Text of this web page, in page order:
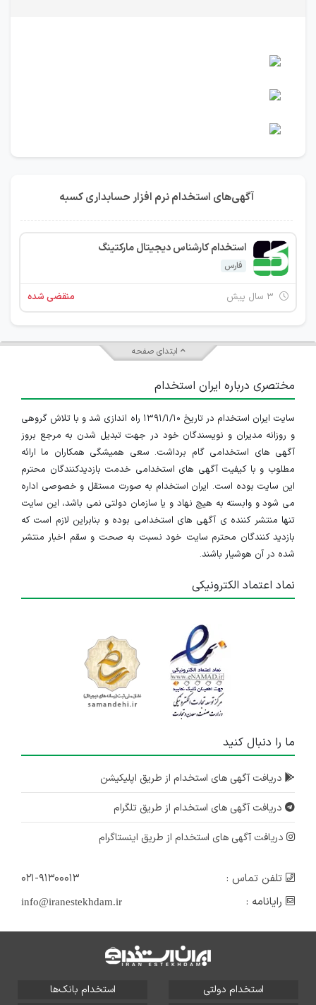
آگهی‌های استخدام نرم افزار حسابداری کسبه
استخدام کارشناس دیجیتال مارکتینگ
فارس
منقضی شده
ابتدای صفحه
مختصری درباره ایران استخدام
سایت ایران استخدام در تاریخ ۱۳۹۱/۱/۱۰ راه اندازی شد و با تلاش گروهی
و روزانه مدیران و نویسندگان خود در جهت تبدیل شدن به مرجع بروز
آگهی های استخدامی گام برداشت. سعی همیشگی همکاران ما ارائه
مطلوب و با کیفیت آگهی های استخدامی خدمت بازدیدکنندگان محترم
این سایت بوده است. ایران استخدام به صورت مستقل و خصوصی اداره
می شود و وابسته به هیچ نهاد و یا سازمان دولتی نمی باشد، این سایت
تنها منتشر کننده ی آگهی های استخدامی بوده و بنابراین لازم است که
بازدید کنندگان محترم سایت خود نسبت به صحت و سقم اخبار منتشر
شده در آن هوشیار باشند.
نماد اعتماد الکترونیکی
ما را دنبال کنید
دریافت آگهی های استخدام از طریق اپلیکیشن
دریافت آگهی های استخدام از طریق تلگرام
دریافت آگهی های استخدام از طریق اینستاگرام
تلفن تماس :
۰۲۱-۹۱۳۰۰۰۱۳
رایانامه :
info@iranestekhdam.ir
استخدام دولتی استخدام بانک‌ها